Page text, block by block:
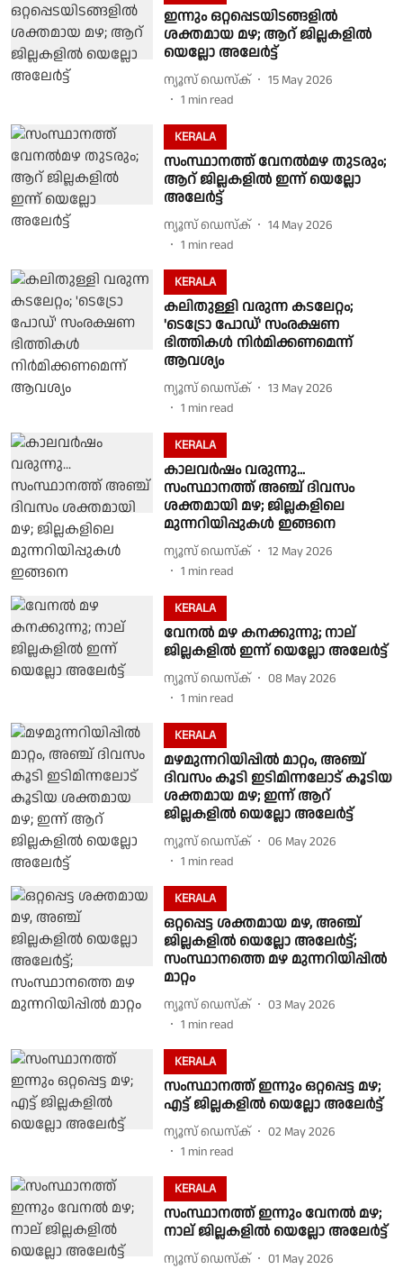
ഇന്നും ഒറ്റപ്പെടയിടങ്ങളിൽ
ശക്തമായ മഴ; ആറ് ജില്ലകളിൽ
യെല്ലോ അലേർട്ട്
ന്യൂസ് ഡെസ്ക്
15 May 2026
1 min read
KERALA
സംസ്ഥാനത്ത് വേനൽമഴ തുടരും;
ആറ് ജില്ലകളില്‍ ഇന്ന് യെല്ലോ
അലേര്‍ട്ട്
ന്യൂസ് ഡെസ്ക്
14 May 2026
1 min read
KERALA
കലിതുള്ളി വരുന്ന കടലേറ്റം;
'ടെട്രോ പോഡ്' സംരക്ഷണ
ഭിത്തികൾ നിർമിക്കണമെന്ന്
ആവശ്യം
ന്യൂസ് ഡെസ്ക്
13 May 2026
1 min read
KERALA
കാലവർഷം വരുന്നു...
സംസ്ഥാനത്ത് അഞ്ച് ദിവസം
ശക്തമായി മഴ; ജില്ലകളിലെ
മുന്നറിയിപ്പുകൾ ഇങ്ങനെ
ന്യൂസ് ഡെസ്ക്
12 May 2026
1 min read
KERALA
വേനൽ മഴ കനക്കുന്നു; നാല്
ജില്ലകളിൽ ഇന്ന് യെല്ലോ അലേർട്ട്
ന്യൂസ് ഡെസ്ക്
08 May 2026
1 min read
KERALA
മഴമുന്നറിയിപ്പിൽ മാറ്റം, അഞ്ച്
ദിവസം കൂടി ഇടിമിന്നലോട് കൂടിയ
ശക്തമായ മഴ; ഇന്ന് ആറ്
ജില്ലകളിൽ യെല്ലോ അലേർട്ട്
ന്യൂസ് ഡെസ്ക്
06 May 2026
1 min read
KERALA
ഒറ്റപ്പെട്ട ശക്തമായ മഴ, അഞ്ച്
ജില്ലകളിൽ യെല്ലോ അലേർട്ട്;
സംസ്ഥാനത്തെ മഴ മുന്നറിയിപ്പിൽ
മാറ്റം
ന്യൂസ് ഡെസ്ക്
03 May 2026
1 min read
KERALA
സംസ്ഥാനത്ത് ഇന്നും ഒറ്റപ്പെട്ട മഴ;
എട്ട് ജില്ലകളിൽ യെല്ലോ അലേർട്ട്
ന്യൂസ് ഡെസ്ക്
02 May 2026
1 min read
KERALA
സംസ്ഥാനത്ത് ഇന്നും വേനൽ മഴ;
നാല് ജില്ലകളിൽ യെല്ലോ അലേർട്ട്
ന്യൂസ് ഡെസ്ക്
01 May 2026